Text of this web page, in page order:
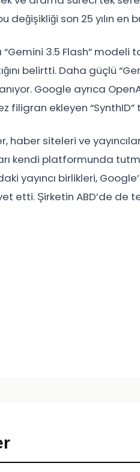
değişikliği son 25 yılın
3.5 Flash” modeli
belirtti. Daha güçlü
Google ayrıca
filigran ekleyen
haber siteleri ve
kendi platformunda
yayıncı birlikleri,
etti. Şirketin ABD’de de